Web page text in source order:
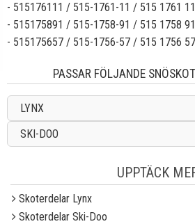
- 515176111 / 515-1761-11 / 515 1761 11
- 515175891 / 515-1758-91 / 515 1758 91
- 515175657 / 515-1756-57 / 515 1756 57
PASSAR FÖLJANDE
LYNX
SKI-DOO
UPPTÄCK
Skoterdelar Lynx
Skoterdelar Ski-Doo